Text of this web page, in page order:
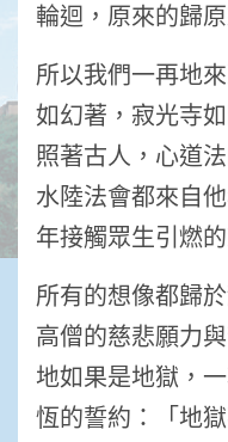
輪迴，原來的歸
所以我們一再地
如幻著，寂光寺
照著古人，心道
水陸法會都來自
年接觸眾生引燃
所有的想像都歸
高僧的慈悲願力
地如果是地獄，
恆的誓約：「地